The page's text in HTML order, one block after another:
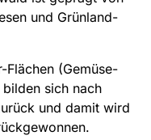
und Grünland-
Flächen (Gemüse-
sich nach
und damit wird